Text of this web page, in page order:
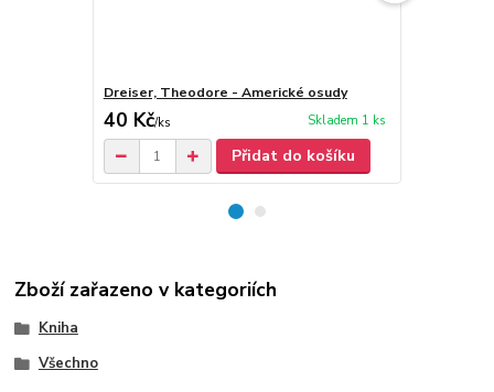
Dreiser, Theodore - Americké osudy
40 Kč/ks Skladem 1 ks
Přidat do košíku
Zboží zařazeno v kategoriích
Kniha
Všechno